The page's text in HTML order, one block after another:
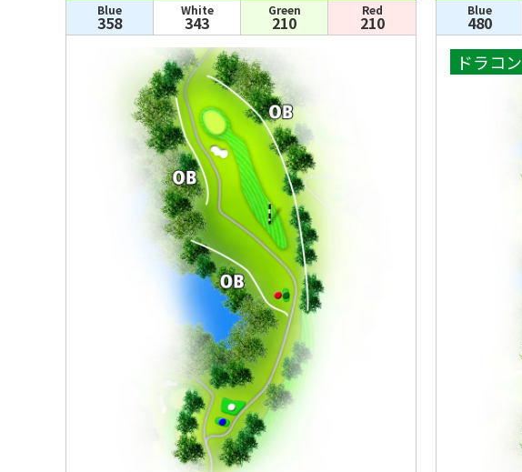
Blue
358
White
343
Green
210
Red
210
Blue
480
ドラコン